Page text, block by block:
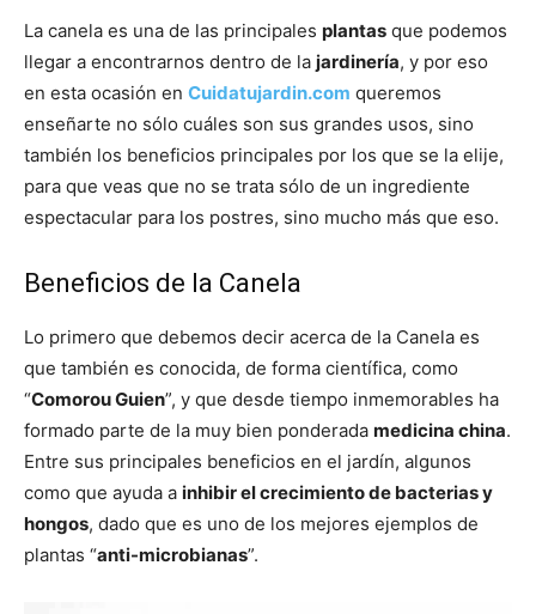
La canela es una de las principales plantas que podemos
llegar a encontrarnos dentro de la jardinería, y por eso
en esta ocasión en Cuidatujardin.com queremos
enseñarte no sólo cuáles son sus grandes usos, sino
también los beneficios principales por los que se la elije,
para que veas que no se trata sólo de un ingrediente
espectacular para los postres, sino mucho más que eso.
Beneficios de la Canela
Lo primero que debemos decir acerca de la Canela es
que también es conocida, de forma científica, como
“Comorou Guien”, y que desde tiempo inmemorables ha
formado parte de la muy bien ponderada medicina china.
Entre sus principales beneficios en el jardín, algunos
como que ayuda a inhibir el crecimiento de bacterias y
hongos, dado que es uno de los mejores ejemplos de
plantas “anti-microbianas”.